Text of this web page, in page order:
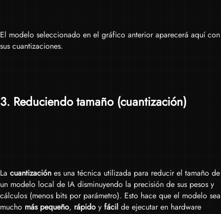
El modelo seleccionado en el gráfico anterior aparecerá aquí con
sus cuantizaciones.
3. Reduciendo tamaño (cuantización)
La cuantización es una técnica utilizada para reducir el tamaño de
un modelo local de IA disminuyendo la precisión de sus pesos y
cálculos (menos bits por parámetro). Esto hace que el modelo sea
mucho más pequeño, rápido y fácil de ejecutar en hardware